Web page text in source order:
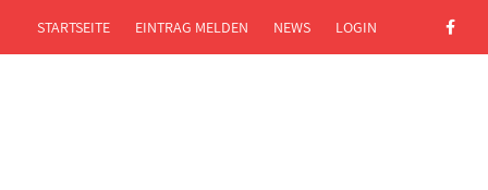
STARTSEITE EINTRAG MELDEN NEWS LOGIN